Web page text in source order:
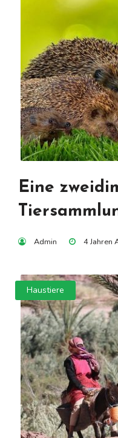
Eine
Admin 4 Jahren
Haustiere